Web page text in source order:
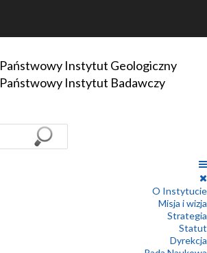
Państwowy Instytut Geologiczny
Państwowy Instytut Badawczy
O Instytucie
Misja i wizja
Strategia
Statut
Dyrekcja